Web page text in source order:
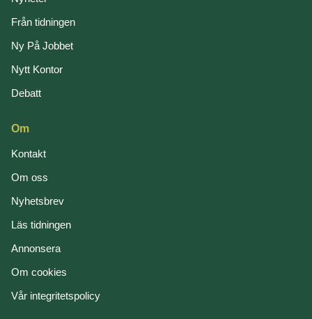
Från tidningen
Ny På Jobbet
Nytt Kontor
Debatt
Om
Kontakt
Om oss
Nyhetsbrev
Läs tidningen
Annonsera
Om cookies
Vår integritetspolicy